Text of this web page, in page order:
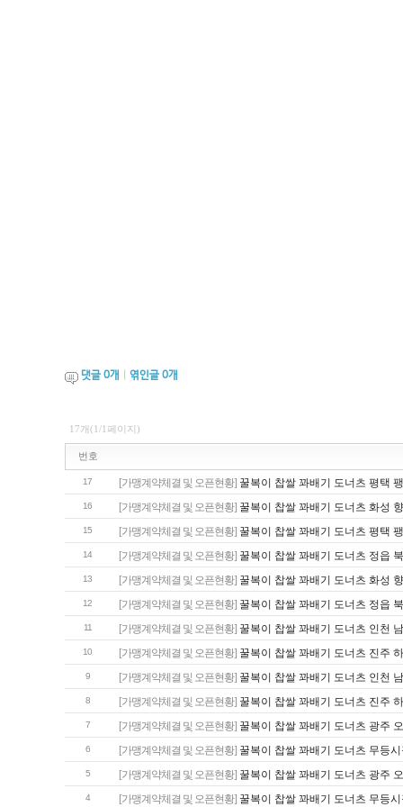
댓글 0개 엮인글 0개
17개(1/1페이지)
번호
17 [가맹계약체결 및 오픈현황] 꿀복이 찹쌀 꽈배기 도너츠 평택
16 [가맹계약체결 및 오픈현황] 꿀복이 찹쌀 꽈배기 도너츠 화성
15 [가맹계약체결 및 오픈현황] 꿀복이 찹쌀 꽈배기 도너츠 평택
14 [가맹계약체결 및 오픈현황] 꿀복이 찹쌀 꽈배기 도너츠 정읍
13 [가맹계약체결 및 오픈현황] 꿀복이 찹쌀 꽈배기 도너츠 화성
12 [가맹계약체결 및 오픈현황] 꿀복이 찹쌀 꽈배기 도너츠 정읍
11 [가맹계약체결 및 오픈현황] 꿀복이 찹쌀 꽈배기 도너츠 인천
10 [가맹계약체결 및 오픈현황] 꿀복이 찹쌀 꽈배기 도너츠 진주
9 [가맹계약체결 및 오픈현황] 꿀복이 찹쌀 꽈배기 도너츠 인천
8 [가맹계약체결 및 오픈현황] 꿀복이 찹쌀 꽈배기 도너츠 진주
7 [가맹계약체결 및 오픈현황] 꿀복이 찹쌀 꽈배기 도너츠 광주
6 [가맹계약체결 및 오픈현황] 꿀복이 찹쌀 꽈배기 도너츠 무등
5 [가맹계약체결 및 오픈현황] 꿀복이 찹쌀 꽈배기 도너츠 광주
4 [가맹계약체결 및 오픈현황] 꿀복이 찹쌀 꽈배기 도너츠 무등